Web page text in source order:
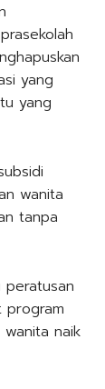
yang
yang
wanita
tanpa
peratusan
naik